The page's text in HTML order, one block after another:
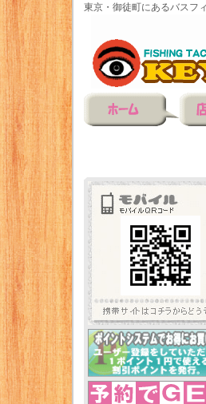
東京・御徒町にあるバスフ